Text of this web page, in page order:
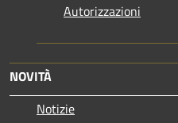
Autorizzazioni
NOVITÀ
Notizie